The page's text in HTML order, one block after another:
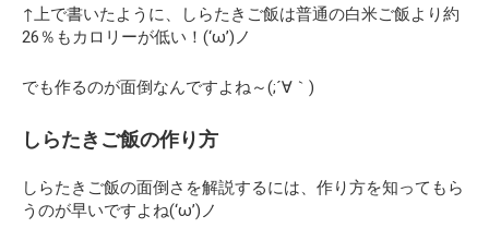
↑上で書いたように、しらたきご飯は普通の白米ご飯より約
26％もカロリーが低い！(‘ω’)ノ
でも作るのが面倒なんですよね～(;´∀｀)
しらたきご飯の作り方
しらたきご飯の面倒さを解説するには、作り方を知ってもら
うのが早いですよね(‘ω’)ノ